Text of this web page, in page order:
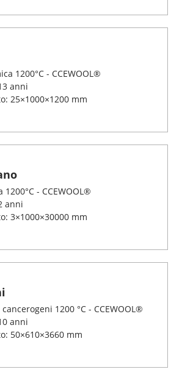
1200°C - CCEWOOL®
anni
25×1000×1200 mm
- CCEWOOL®
anni
3×1000×30000 mm
1200 °C - CCEWOOL®
anni
50×610×3660 mm